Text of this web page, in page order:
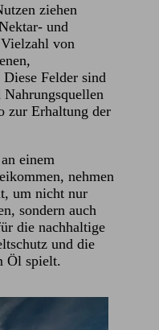
ziehen
und
von
Felder sind
zur Erhaltung der
einem
nehmen
um nicht nur
sondern auch
die nachhaltige
und die
Öl spielt.